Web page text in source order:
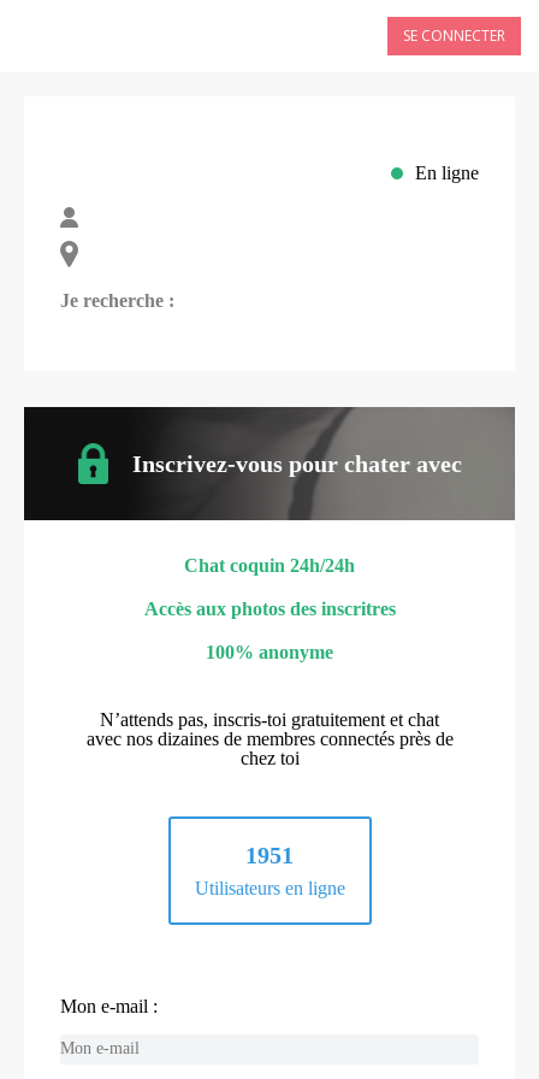
SE CONNECTER
En ligne
Je recherche :
Inscrivez-vous pour chater avec
Chat coquin 24h/24h
Accès aux photos des inscritres
100% anonyme
N’attends pas, inscris-toi gratuitement et chat
avec nos dizaines de membres connectés près de
chez toi
1951
Utilisateurs en ligne
Mon e-mail :